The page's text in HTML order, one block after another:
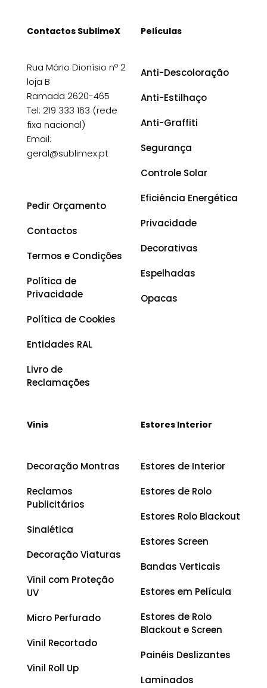
Contactos SublimeX
Rua Mário Dionísio nº 2
loja B
Ramada 2620-465
Tel: 219 333 163 (rede
fixa nacional)
Email:
geral@sublimex.pt
Pedir Orçamento
Contactos
Termos e Condições
Política de
Privacidade
Política de Cookies
Entidades RAL
Livro de
Reclamações
Películas
Anti-Descoloração
Anti-Estilhaço
Anti-Graffiti
Segurança
Controle Solar
Eficiência Energética
Privacidade
Decorativas
Espelhadas
Opacas
Vinis
Decoração Montras
Reclamos
Publicitários
Sinalética
Decoração Viaturas
Vinil com Proteção
UV
Micro Perfurado
Vinil Recortado
Vinil Roll Up
Estores Interior
Estores de Interior
Estores de Rolo
Estores Rolo Blackout
Estores Screen
Bandas Verticais
Estores em Película
Estores de Rolo
Blackout e Screen
Painéis Deslizantes
Laminados